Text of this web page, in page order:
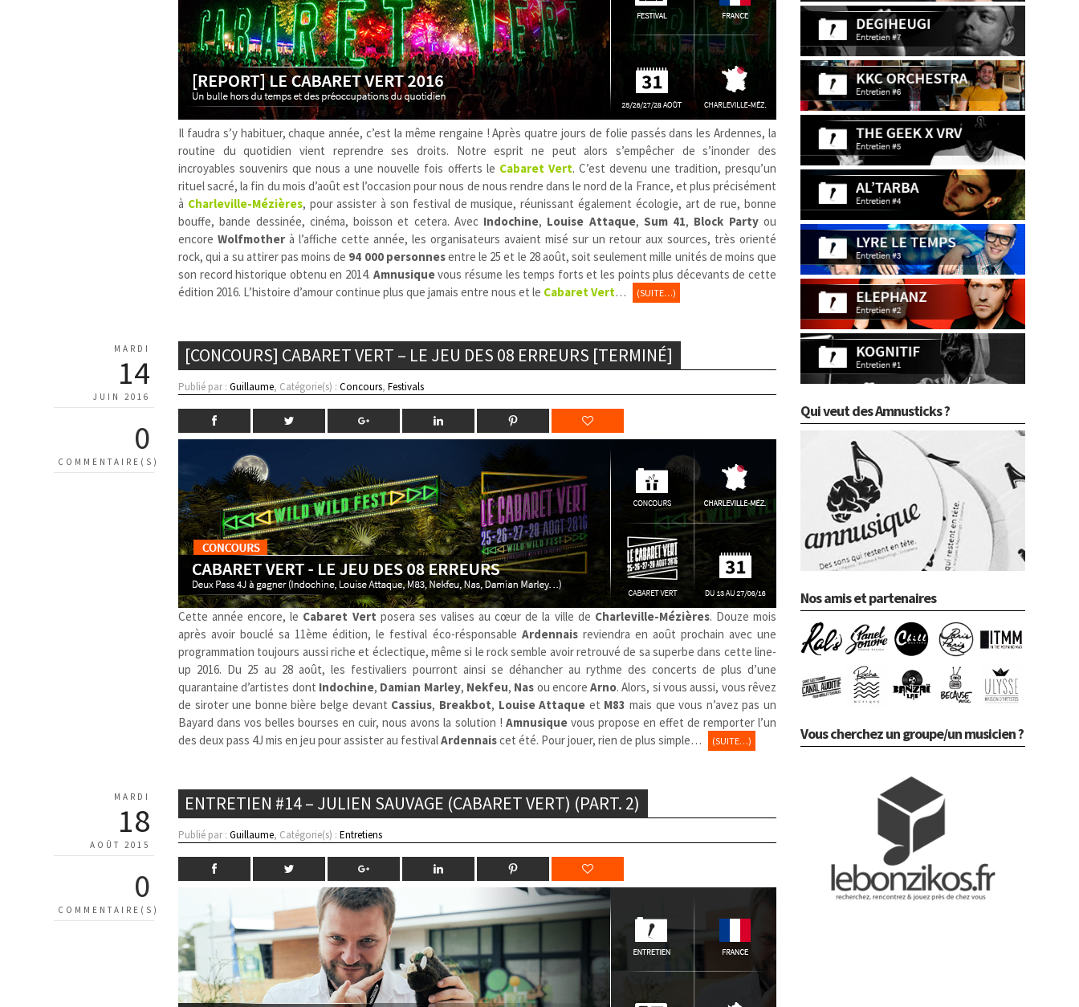
Il faudra s’y habituer, chaque année, c’est la même rengaine ! Après quatre jours de folie passés dans les Ardennes, la
routine du quotidien vient reprendre ses droits. Notre esprit ne peut alors s’empêcher de s’inonder des
incroyables souvenirs que nous a une nouvelle fois offerts le Cabaret Vert. C’est devenu une tradition, presqu’un
rituel sacré, la fin du mois d’août est l’occasion pour nous de nous rendre dans le nord de la France, et plus précisément
à Charleville-Mézières, pour assister à son festival de musique, réunissant également écologie, art de rue, bonne
bouffe, bande dessinée, cinéma, boisson et cetera. Avec Indochine, Louise Attaque, Sum 41, Block Partyou
encoreWolfmother à l’affiche cette année, les organisateurs avaient misé sur un retour aux sources, très orienté
rock, qui a su attirer pas moins de 94 000 personnesentre le 25 et le 28 août, soit seulement mille unités de moins que
son record historique obtenu en 2014. Amnusiquevous résume les temps forts et les points plus décevants de cette
édition 2016. L’histoire d’amour continue plus que jamais entre nous et le Cabaret Vert… (SUITE…)
MARDI
14
JUIN 2016
0
COMMENTAIRE(S)
[CONCOURS] CABARET VERT – LE JEU DES 08 ERREURS [TERMINÉ]
Publié par :Guillaume, Catégorie(s) :Concours,Festivals
Cette année encore, le Cabaret Vert posera ses valises au cœur de la ville de Charleville-Mézières. Douze mois
après avoir bouclé sa 11ème édition, le festival éco-résponsable Ardennaisreviendra en août prochain avec une
programmation toujours aussi riche et éclectique, même si le rock semble avoir retrouvé de sa superbe dans cette line-
up 2016. Du 25 au 28 août, les festivaliers pourront ainsi se déhancher au rythme des concerts de plus d’une
quarantaine d’artistes dont Indochine, Damian Marley, Nekfeu, Nas ou encoreArno. Alors, si vous aussi, vous rêvez
de siroter une bonne bière belge devant Cassius, Breakbot, Louise Attaque et M83 mais que vous n’avez pas un
Bayard dans vos belles bourses en cuir, nous avons la solution ! Amnusiquevous propose en effet de remporter l’un
des deux pass 4J mis en jeu pour assister au festivalArdennaiscet été. Pour jouer, rien de plus simple… (SUITE…)
MARDI
18
AOÛT 2015
0
COMMENTAIRE(S)
ENTRETIEN #14 – JULIEN SAUVAGE (CABARET VERT) (PART. 2)
Publié par :Guillaume, Catégorie(s) :Entretiens
Qui veut des Amnusticks ?
Nos amis et partenaires
Vous cherchez un groupe/un musicien ?